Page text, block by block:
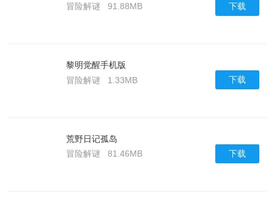
冒险解谜
91.88MB 下载
黎明觉醒手机版
冒险解谜
1.33MB 下载
荒野日记孤岛
冒险解谜
81.46MB 下载